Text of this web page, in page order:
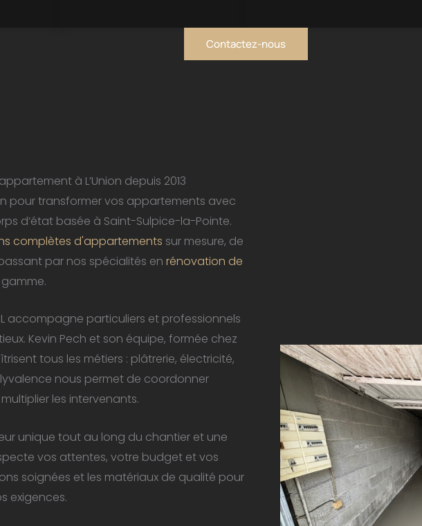
Contactez-nous
à L’Union depuis 2013
pour transformer vos appartements avec
d’état basée à Saint-Sulpice-la-Pointe.
complètes d'appartements sur mesure, de
par nos spécialités en rénovation de
accompagne particuliers et professionnels
Kevin Pech et son équipe, formée chez
tous les métiers : plâtrerie, électricité,
nous permet de coordonner
les intervenants.
unique tout au long du chantier et une
vos attentes, votre budget et vos
soignées et les matériaux de qualité pour
exigences.